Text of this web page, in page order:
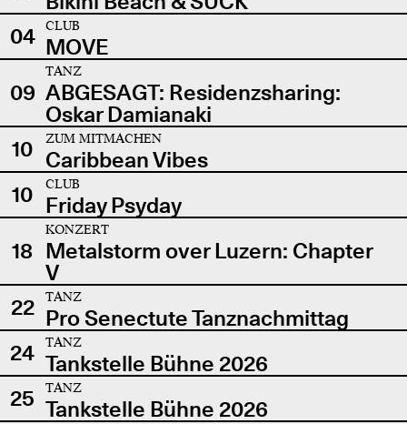
04
CLUB
MOVE
09
TANZ
ABGESAGT: Residenzsharing:
Oskar Damianaki
10
ZUM MITMACHEN
Caribbean Vibes
10
CLUB
Friday Psyday
18
KONZERT
Metalstorm over Luzern: Chapter
V
22
TANZ
Pro Senectute Tanznachmittag
24
TANZ
Tankstelle Bühne 2026
25
TANZ
Tankstelle Bühne 2026